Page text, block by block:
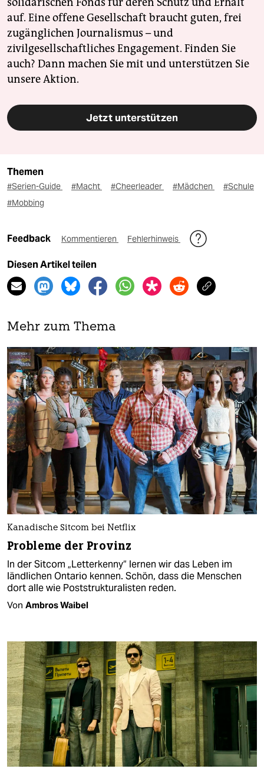
auf. Eine offene Gesellschaft braucht guten, frei
zugänglichen Journalismus – und
zivilgesellschaftliches Engagement. Finden Sie
auch? Dann machen Sie mit und unterstützen Sie
unsere Aktion.
Jetzt unterstützen
Themen
#Serien-Guide #Macht #Cheerleader #Mädchen
#Schule
#Mobbing
Feedback Kommentieren Fehlerhinweis
Diesen Artikel teilen
Mehr zum Thema
Kanadische Sitcom bei Netflix
Probleme der Provinz
In der Sitcom „Letterkenny“ lernen wir das Leben im
ländlichen Ontario kennen. Schön, dass die Menschen
dort alle wie Poststrukturalisten reden.
Von Ambros Waibel